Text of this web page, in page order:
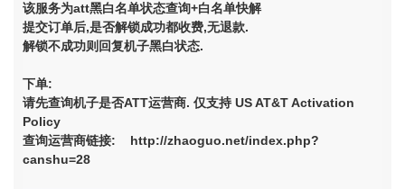
该服务为att黑白名单状态查询+白名单快解
提交订单后,是否解锁成功都收费,无退款.
解锁不成功则回复机子黑白状态.
下单:
请先查询机子是否ATT运营商. 仅支持 US AT&T Activation
Policy
查询运营商链接: http://zhaoguo.net/index.php?
canshu=28